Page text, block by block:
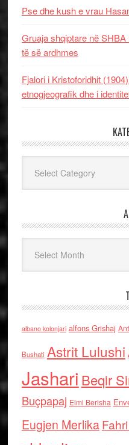
Pse dhe kush e vrau
Gruaja shqiptare në
të së ardhmes
Fjalori i Kristoforidhit
etnogjeografik dhe i
albano kolonjari alfons Grishaj
Bushati Astrit Lulushi
Jashari Beqir
Buçpapaj Elmi Berisha
Eugjen Merlika